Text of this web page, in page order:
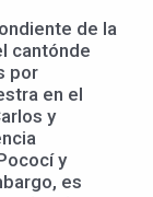
de la
cantónde
por
en el
y
y
es